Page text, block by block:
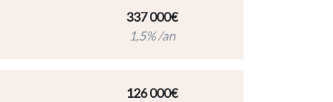
337 000€
1,5% /an
126 000€